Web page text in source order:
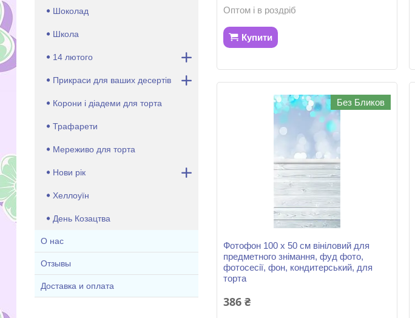
Оптом і в роздріб
Купити
Без Бликов
Фотофон 100 х 50 см вініловий для
предметного знімання, фуд фото,
фотосесії, фон, кондитерський, для
торта
386 ₴
Шоколад
Школа
14 лютого
Прикраси для ваших десертів
Корони і діадеми для торта
Трафарети
Мереживо для торта
Нови рік
Хеллоуїн
День Козацтва
О нас
Отзывы
Доставка и оплата